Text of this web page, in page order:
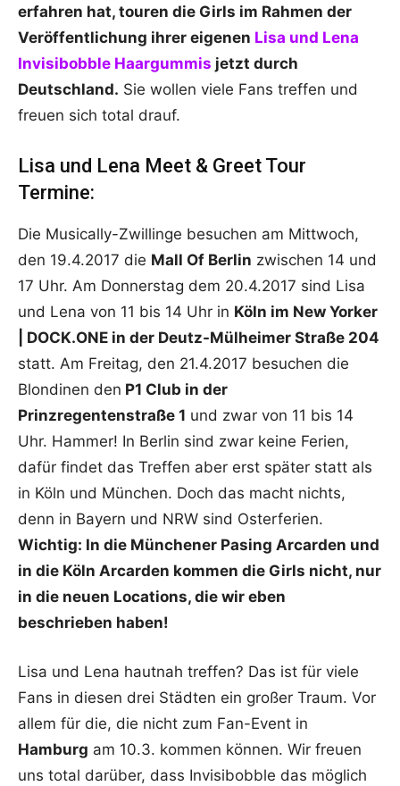
erfahren hat, touren die Girls im Rahmen der
Veröffentlichung ihrer eigenen Lisa und Lena
Invisibobble Haargummis jetzt durch
Deutschland. Sie wollen viele Fans treffen und
freuen sich total drauf.
Lisa und Lena Meet & Greet Tour
Termine:
Die Musically-Zwillinge besuchen am Mittwoch,
den 19.4.2017 die Mall Of Berlin zwischen 14 und
17 Uhr. Am Donnerstag dem 20.4.2017 sind Lisa
und Lena von 11 bis 14 Uhr in Köln im New Yorker
| DOCK.ONE in der Deutz-Mülheimer Straße 204
statt. Am Freitag, den 21.4.2017 besuchen die
Blondinen den P1 Club in der
Prinzregentenstraße 1 und zwar von 11 bis 14
Uhr. Hammer! In Berlin sind zwar keine Ferien,
dafür findet das Treffen aber erst später statt als
in Köln und München. Doch das macht nichts,
denn in Bayern und NRW sind Osterferien.
Wichtig: In die Münchener Pasing Arcarden und
in die Köln Arcarden kommen die Girls nicht, nur
in die neuen Locations, die wir eben
beschrieben haben!
Lisa und Lena hautnah treffen? Das ist für viele
Fans in diesen drei Städten ein großer Traum. Vor
allem für die, die nicht zum Fan-Event in
Hamburg am 10.3. kommen können. Wir freuen
uns total darüber, dass Invisibobble das möglich